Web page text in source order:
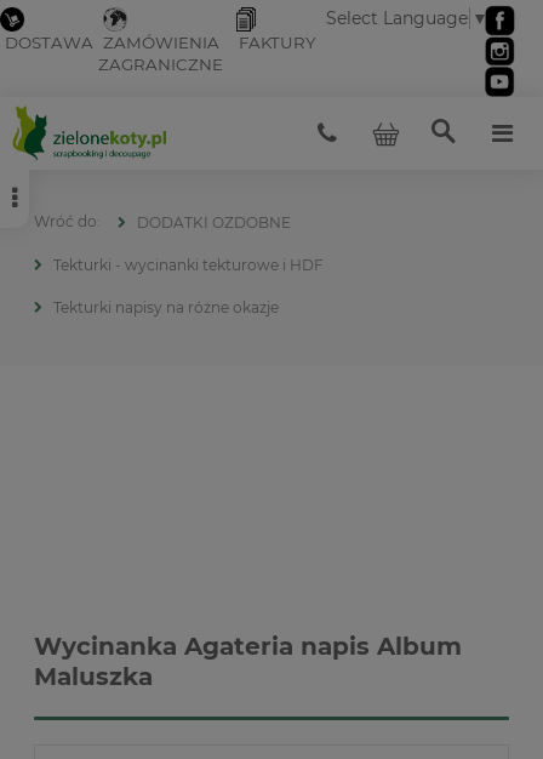
DOSTAWA ZAMÓWIENIA
ZAGRANICZNE
FAKTURY
Select Language ▼
DODATKI OZDOBNE
Tekturki - wycinanki tekturowe i HDF
Tekturki napisy na różne okazje
Wycinanka Agateria napis Album
Maluszka